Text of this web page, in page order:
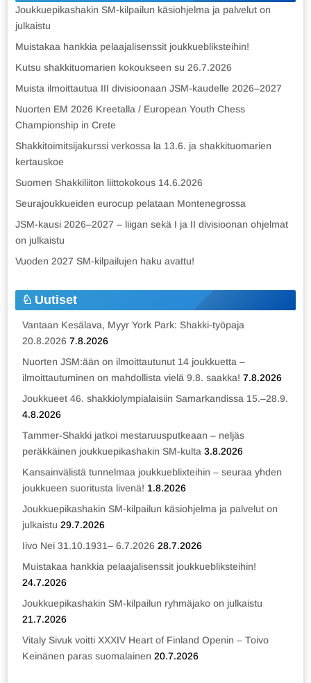
Joukkuepikashakin SM-kilpailun käsiohjelma ja palvelut on
julkaistu
Muistakaa hankkia pelaajalisenssit joukkuebliksteihin!
Kutsu shakkituomarien kokoukseen su 26.7.2026
Muista ilmoittautua III divisioonaan JSM-kaudelle 2026–2027
Nuorten EM 2026 Kreetalla / European Youth Chess
Championship in Crete
Shakkitoimitsijakurssi verkossa la 13.6. ja shakkituomarien
kertauskoe
Suomen Shakkiliiton liittokokous 14.6.2026
Seurajoukkueiden eurocup pelataan Montenegrossa
JSM-kausi 2026–2027 – liigan sekä I ja II divisioonan ohjelmat
on julkaistu
Vuoden 2027 SM-kilpailujen haku avattu!
Uutiset
Vantaan Kesälava, Myyr York Park: Shakki-työpaja
20.8.2026 7.8.2026
Nuorten JSM:ään on ilmoittautunut 14 joukkuetta –
ilmoittautuminen on mahdollista vielä 9.8. saakka! 7.8.2026
Joukkueet 46. shakkiolympialaisiin Samarkandissa 15.–28.9.
4.8.2026
Tammer-Shakki jatkoi mestaruusputkeaan – neljäs
peräkkäinen joukkuepikashakin SM-kulta 3.8.2026
Kansainvälistä tunnelmaa joukkueblixteihin – seuraa yhden
joukkueen suoritusta livenä! 1.8.2026
Joukkuepikashakin SM-kilpailun käsiohjelma ja palvelut on
julkaistu 29.7.2026
Iivo Nei 31.10.1931– 6.7.2026 28.7.2026
Muistakaa hankkia pelaajalisenssit joukkuebliksteihin!
24.7.2026
Joukkuepikashakin SM-kilpailun ryhmäjako on julkaistu
21.7.2026
Vitaly Sivuk voitti XXXIV Heart of Finland Openin – Toivo
Keinänen paras suomalainen 20.7.2026